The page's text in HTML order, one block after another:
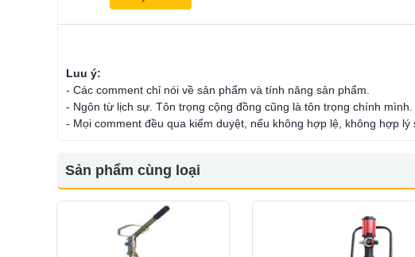
Luu ý:
- Các comment chỉ nói về sản phẩm và tính năng sản phẩm.
- Ngôn từ lịch sự. Tôn trọng cộng đồng cũng là tôn trọng chính mình.
- Mọi comment đều qua kiểm duyệt, nếu không hợp lệ, không hợp lý
Sản phẩm cùng loại